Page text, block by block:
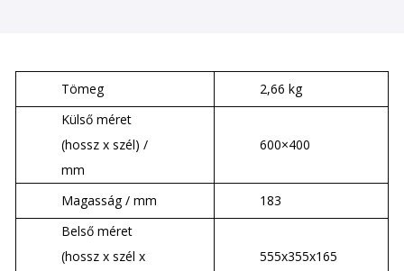
Tömeg
2,66 kg
Külső méret
(hossz x szél) /
mm
600×400
Magasság / mm
183
Belső méret
(hossz x szél x
555x355x165